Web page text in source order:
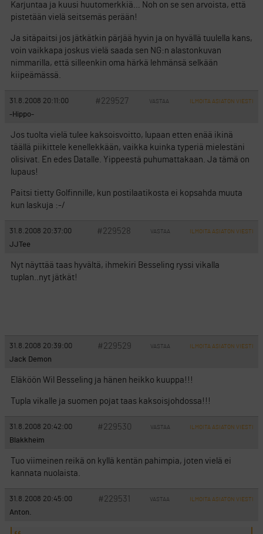
Karjuntaa ja kuusi huutomerkkiä… Noh on se sen arvoista, että
pistetään vielä seitsemäs perään!
Ja sitäpaitsi jos jätkätkin pärjää hyvin ja on hyvällä tuulella kans,
voin vaikkapa joskus vielä saada sen NG:n alastonkuvan
nimmarilla, että silleenkin oma härkä lehmänsä selkään
kiipeämässä.
31.8.2008 20:11:00 #229527 VASTAA ILMOITA ASIATON VIESTI
-Hippo-
Jos tuolta vielä tulee kaksoisvoitto, lupaan etten enää ikinä
täällä piikittele kenellekkään, vaikka kuinka typeriä mielestäni
olisivat. En edes Datalle. Yippeestä puhumattakaan. Ja tämä on
lupaus!
Paitsi tietty Golfinnille, kun postilaatikosta ei kopsahda muuta
kun laskuja :-/
31.8.2008 20:37:00 #229528 VASTAA ILMOITA ASIATON VIESTI
JJTee
Nyt näyttää taas hyvältä, ihmekiri Besseling ryssi vikalla
tuplan..nyt jätkät!
31.8.2008 20:39:00 #229529 VASTAA ILMOITA ASIATON VIESTI
Jack Demon
Eläköön Wil Besseling ja hänen heikko kuuppa!!!
Tupla vikalle ja suomen pojat taas kaksoisjohdossa!!!
31.8.2008 20:42:00 #229530 VASTAA ILMOITA ASIATON VIESTI
Blakkheim
Tuo viimeinen reikä on kyllä kentän pahimpia, joten vielä ei
kannata nuolaista.
31.8.2008 20:45:00 #229531 VASTAA ILMOITA ASIATON VIESTI
Anton.